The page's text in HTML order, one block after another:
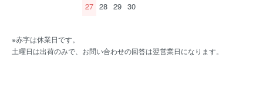
27 28 29 30
※赤字は休業日です。
土曜日は出荷のみで、お問い合わせの回答は翌営業日になります。